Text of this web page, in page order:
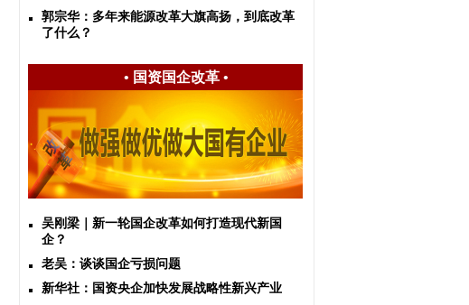
郭宗华：多年来能源改革大旗高扬，到底改革
了什么？
• 国资国企改革•
吴刚梁｜新一轮国企改革如何打造现代新国
企？
老吴：谈谈国企亏损问题
新华社：国资央企加快发展战略性新兴产业